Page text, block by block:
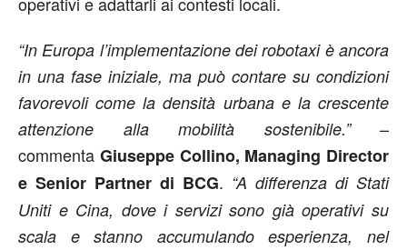
“In Europa l’implementazione dei robotaxi è ancora
in una fase iniziale, ma può contare su condizioni
favorevoli come la densità urbana e la crescente
attenzione alla mobilità sostenibile.” –
commenta Giuseppe Collino, Managing Director
e Senior Partner di BCG. “A differenza di Stati
Uniti e Cina, dove i servizi sono già operativi su
scala e stanno accumulando esperienza, nel